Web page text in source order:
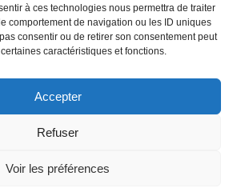
à ces technologies nous permettra de traiter
comportement de navigation ou les ID uniques
consentir ou de retirer son consentement peut
caractéristiques et fonctions.
Accepter
Refuser
Voir les préférences
RE-FAP — Tous droits réservés.
RGPD
• Cookies